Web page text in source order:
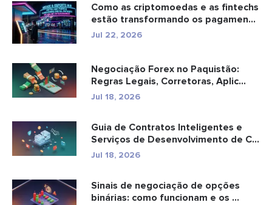
Como as criptomoedas e as fintechs
estão transformando os pagamen...
Jul 22, 2026
Negociação Forex no Paquistão:
Regras Legais, Corretoras, Aplic...
Jul 18, 2026
Guia de Contratos Inteligentes e
Serviços de Desenvolvimento de C...
Jul 18, 2026
Sinais de negociação de opções
binárias: como funcionam e os ...